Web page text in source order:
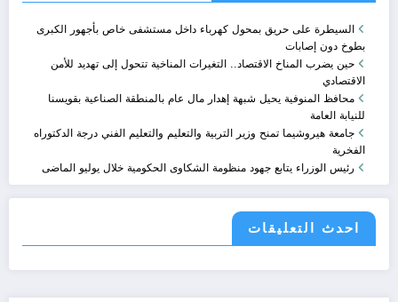
السيطرة على حريق بمحول كهرباء داخل مستشفى خاص بأجهور الكبرى
بطوخ دون إصابات
حين يضرب المناخ الاقتصاد.. التغيرات المناخية تتحول إلى تهديد للأمن
الاقتصادي
محافظ المنوفية يحيل شبهة إهدار مال عام بالمنطقة الصناعية بقويسنا
للنيابة العامة
جامعة هيروشيما تمنح وزير التربية والتعليم والتعليم الفني درجة الدكتوراه
الفخرية
رئيس الوزراء يتابع جهود منظومة الشكاوى الحكومية خلال يوليو الماضى
احدث التعليقات